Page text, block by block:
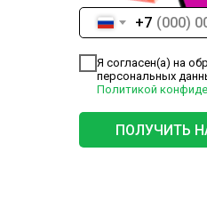
+7
Я согласен(а) на
персональных
Политикой
ПОЛУЧИТЬ